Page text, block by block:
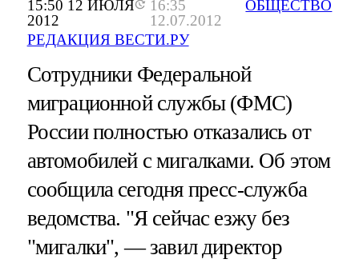
15:50 12 ИЮЛЯ
2012
16:35
12.07.2012
РЕДАКЦИЯ ВЕСТИ.РУ
ОБЩЕСТВО
Сотрудники Федеральной
миграционной службы (ФМС)
России полностью отказались от
автомобилей с мигалками. Об этом
сообщила сегодня пресс-служба
ведомства. "Я сейчас езжу без
"мигалки", — завил директор